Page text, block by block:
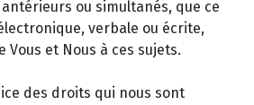
ou simultanés, que ce
verbale ou écrite,
et Nous à ces sujets.
des droits qui nous sont